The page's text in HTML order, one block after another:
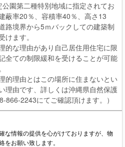
公園第二種特別地域に指定されてお
蔽率20％、容積率40％、高さ13
路境界から5ｍバックしての建築制
けます。
的な理由があり自己居住用住宅に限
全ての制限緩和を受けることが可能
理的理由とはこの場所に住まないとい
理由です、詳しくは沖縄県自然保護
866-2243にてご確認頂けます。）
な情報の提供を心がけておりますが、物
お願い致します。